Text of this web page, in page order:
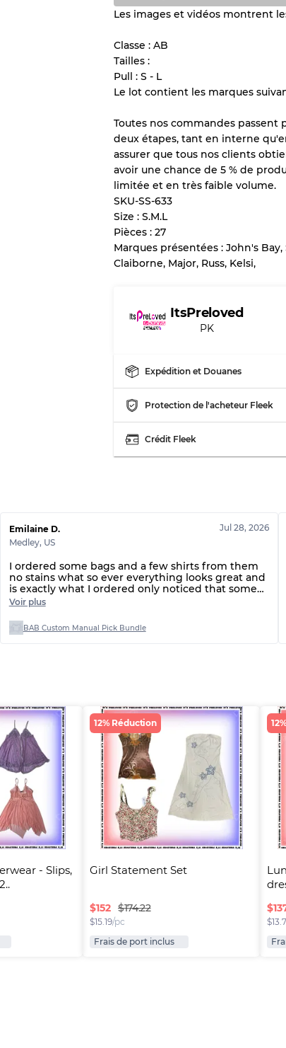
Guide des conditions
Tous les produits incluent
l'état et l'apparence de
Il y a une marge
Notre système à 3
Qualité A
Qualité BPeu utilisé
Répartition pour ratios
Qualité AB
Qualité BC
Qualité ABC
Les images et vidéos montrent
Classe : AB
Tailles :
Pull : S - L
Le lot contient les marques
Toutes nos commandes passent
deux étapes, tant en interne
assurer que tous nos clients
avoir une chance de 5 % de
limitée et en très faible volume.
SKU-SS-633
Size : S.M.L
Pièces : 27
Marques présentées : John's
Claiborne, Major, Russ, Kelsi,
ItsPreloved
PK
Expédition et Douanes
Protection de l'acheteur Fleek
Crédit Fleek
Emilaine D.
Medley, US
Jul 28, 2026
I ordered some bags and a few shirts from them
no stains what so ever everything looks great and
is exactly what I ordered only noticed that some
of the colors are different than the pictures but it’s
fine
Voir plus
BAB Custom Manual Pick Bundle
- Slips,
12% Réduction
Girl Statement Set
$152 $174.22
$15.19/pc
Frais de port inclus
$
$